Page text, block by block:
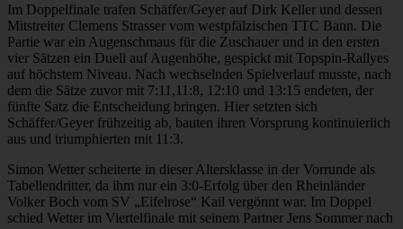
Im Doppelfinale trafen Schäffer/Geyer auf Dirk Keller und dessen
Mitstreiter Clemens Strasser vom westpfälzischen TTC Bann. Die
Partie war ein Augenschmaus für die Zuschauer und in den ersten
vier Sätzen ein Duell auf Augenhöhe, gespickt mit Topspin-Rallyes
auf höchstem Niveau. Nach wechselnden Spielverlauf musste, nach
dem die Sätze zuvor mit 7:11,11:8, 12:10 und 13:15 endeten, der
fünfte Satz die Entscheidung bringen. Hier setzten sich
Schäffer/Geyer frühzeitig ab, bauten ihren Vorsprung kontinuierlich
aus und triumphierten mit 11:3.
Simon Wetter scheiterte in dieser Altersklasse in der Vorrunde als
Tabellendritter, da ihm nur ein 3:0-Erfolg über den Rheinländer
Volker Boch vom SV „Eifelrose“ Kail vergönnt war. Im Doppel
schied Wetter im Viertelfinale mit seinem Partner Jens Sommer nach